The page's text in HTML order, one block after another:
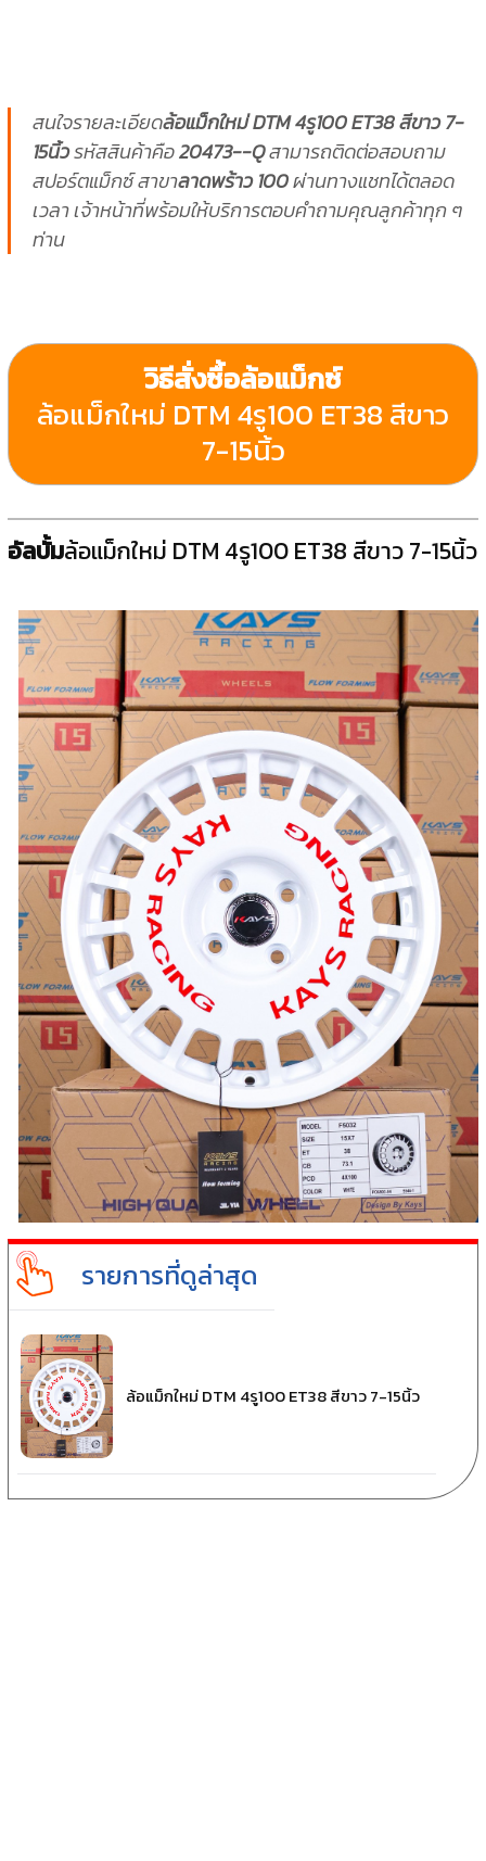
สนใจรายละเอียดล้อแม็กใหม่ DTM 4รู100 ET38 สีขาว 7-
15นิ้วรหัสสินค้าคือ20473--Qสามารถติดต่อสอบถาม
สปอร์ตแม็กซ์ สาขาลาดพร้าว 100ผ่านทางแชทได้ตลอด
เวลา เจ้าหน้าที่พร้อมให้บริการตอบคำถามคุณลูกค้าทุก ๆ
ท่าน
วิธีสั่งซื้อล้อแม็กซ์
ล้อแม็กใหม่ DTM 4รู100 ET38 สีขาว
7-15นิ้ว
อัลบั้มล้อแม็กใหม่ DTM 4รู100 ET38 สีขาว 7-15นิ้ว
รายการที่ดูล่าสุด
ล้อแม็กใหม่ DTM 4รู100 ET38 สีขาว 7-15นิ้ว